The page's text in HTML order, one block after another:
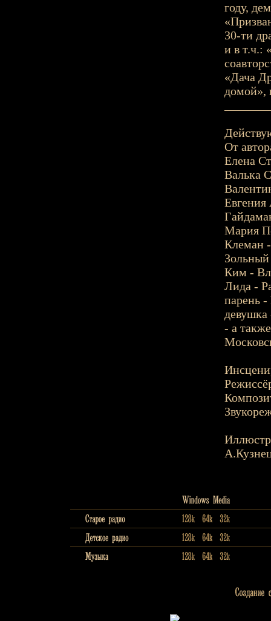
году,
30-ти
и в т.ч.:
«Дача
домой»,
От
Елена
Валька
Евгения
Мария
Клеман
Ким -
Лида -
парень
- а